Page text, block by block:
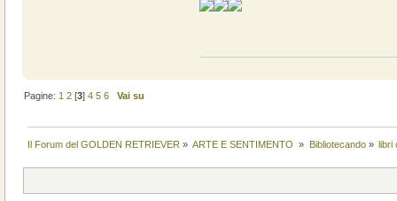
Pagine: 1 2 [3]4 5 6 Vai su
Il Forum del GOLDEN RETRIEVER » ARTE E SENTIMENTO » Bibliotecando» libri